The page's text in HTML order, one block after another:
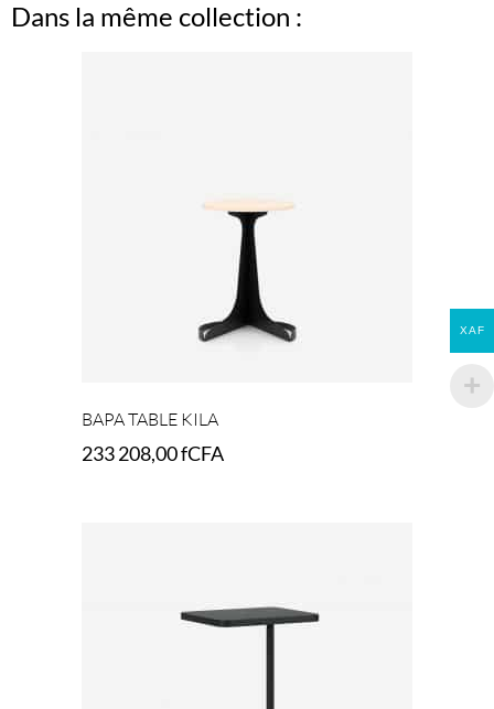
Dans la même collection :
BAPA TABLE KILA
233 208,00fCFA
XAF